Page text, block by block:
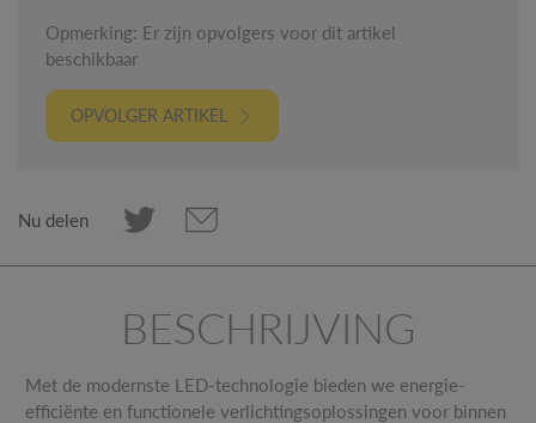
Opmerking: Er zijn opvolgers voor dit artikel
beschikbaar
OPVOLGER ARTIKEL
Nu delen
BESCHRIJVING
Met de modernste LED-technologie bieden we energie-
efficiënte en functionele verlichtingsoplossingen voor binnen